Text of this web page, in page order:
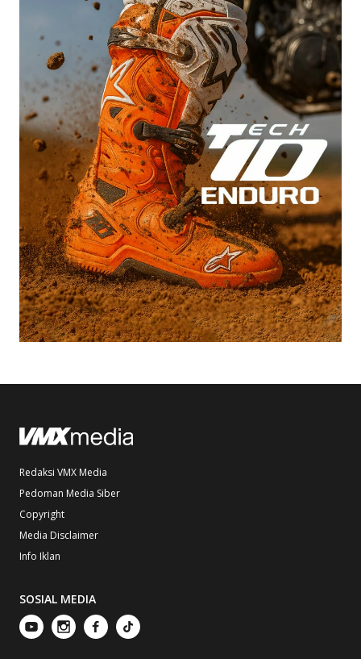
Redaksi VMX Media
Pedoman Media Siber
Copyright
Media Disclaimer
Info Iklan
SOSIAL MEDIA